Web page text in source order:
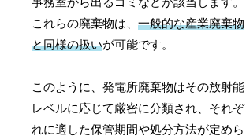
これらの廃棄物は、一般的な産業廃棄物
と同様の扱いが可能です。
このように、発電所廃棄物はその放射能
レベルに応じて厳密に分類され、それぞ
れに適した保管期間や処分方法が定めら